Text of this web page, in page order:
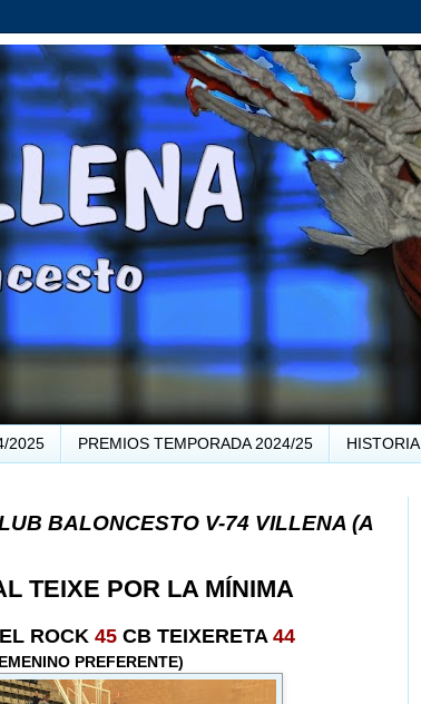
2025 PREMIOS TEMPORADA 2024/25
V-74 VILLENA (ALICANTE) ... V-
TEIXE POR LA MÍNIMA
ROCK 45CB TEIXERETA 44
PREFERENTE)